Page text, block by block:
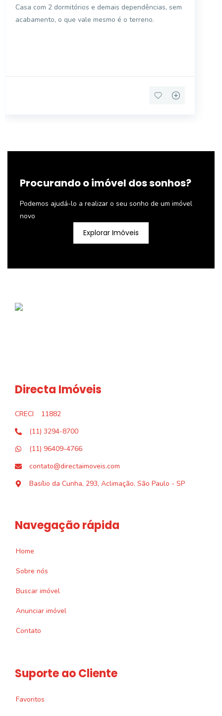
Casa com 2 dormitórios e demais dependências, sem
acabamento, o que vale mesmo é o terreno.
Procurando o imóvel dos sonhos?
Podemos ajudá-lo a realizar o seu sonho de um imóvel
novo
Explorar Imóveis
Directa Imóveis
CRECI
11882
(11) 3294-8700
(11) 96409-4766
contato@directaimoveis.com
Basílio da Cunha, 293, Aclimação, São Paulo - SP
Navegação rápida
Home
Sobre nós
Buscar imóvel
Anunciar imóvel
Contato
Suporte ao Cliente
Favoritos